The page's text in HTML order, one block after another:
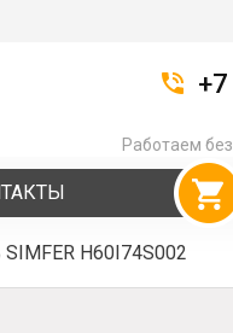
Работаем
H60I74S002